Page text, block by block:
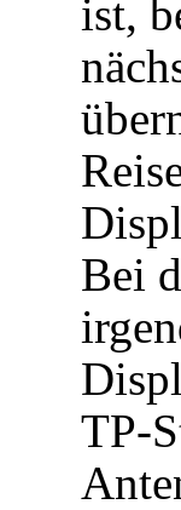
ist,
Bei
TP-